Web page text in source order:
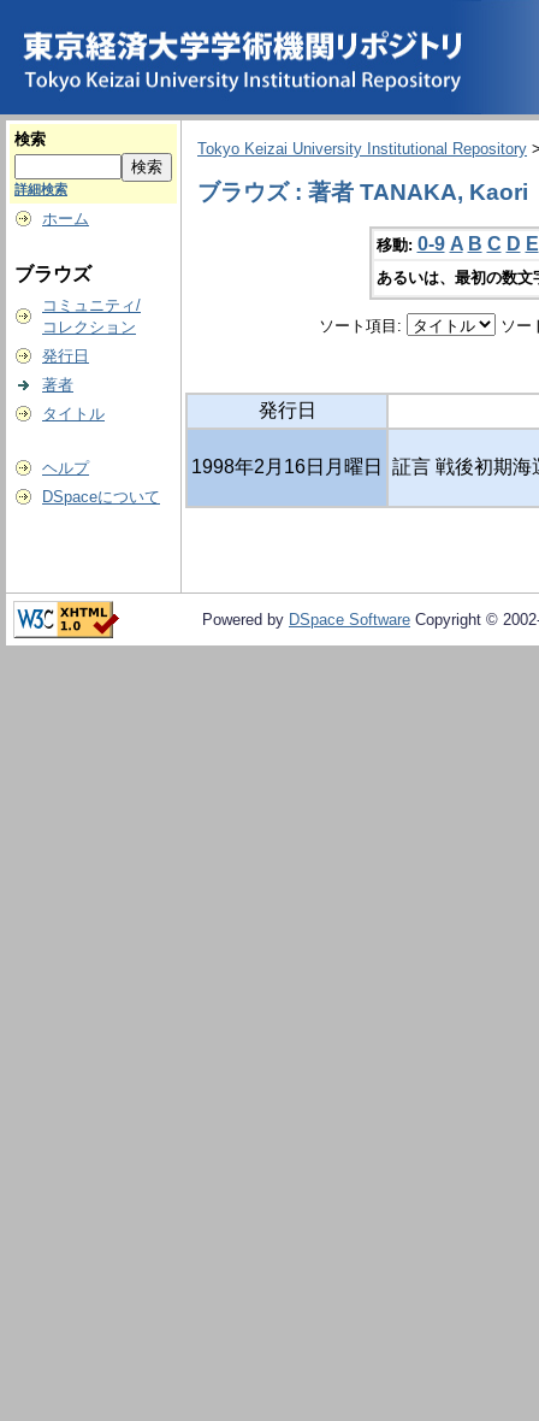
検索
詳細検索
ホーム
ブラウズ
コミュニティ/
コレクション
発行日
著者
タイトル
ヘルプ
DSpaceについて
Tokyo Keizai University Institutional Repository
ブラウズ : 著者 TANAKA, Kaori
移動: 0-9 A B C D E
あるいは、最初の数
ソート項目: ソー
発行日
1998年2月16日月曜日 証言 戦後初期海
Powered by DSpace Software Copyright ©